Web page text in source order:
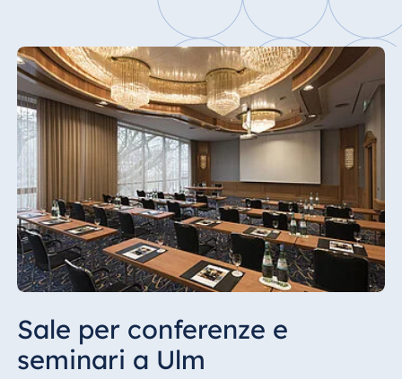
Sale per conferenze e
seminari a Ulm